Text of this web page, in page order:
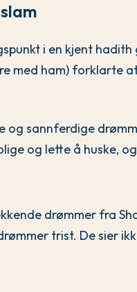
i en kjent hadith
med ham) forklarte
og sannferdige
og lette å huske,
drømmer fra
trist. De sier